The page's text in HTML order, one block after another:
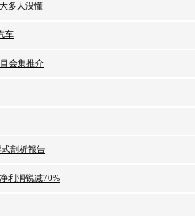
多人没懂
车
会集推介
剖析報告
利润锐减70%